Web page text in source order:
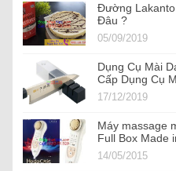
Đường
Đâu ?
05/09/2019
Dụng Cụ Mài
Cấp Dụng Cụ
17/12/2019
Máy massage
Full Box Made
14/05/2015